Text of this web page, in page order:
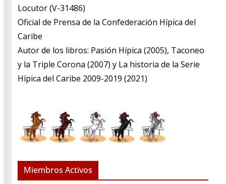
​Locutor (V-31486)
​Oficial de Prensa de la Confederación Hípica del
Caribe
​Autor de los libros: Pasión Hípica (2005), Taconeo
y la Triple Corona (2007) y La historia de la Serie
Hípica del Caribe 2009-2019 (2021)
Miembros Activos